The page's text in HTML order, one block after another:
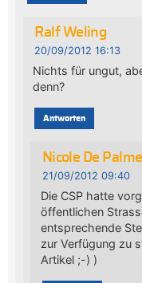
Ralf Weling
20/09/2012 16:13
Nichts für ungut,
denn?
Antworten
Nicole De
21/09/2012 09:40
Die CSP hatte
öffentlichen
entsprechende
zur Verfügung zu
Artikel ;-) )